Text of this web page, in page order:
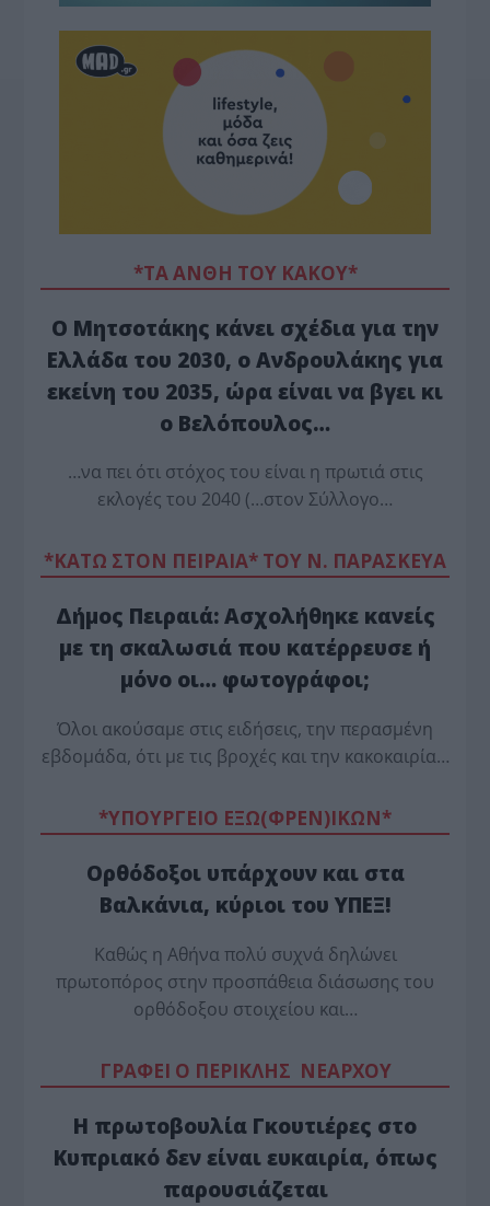
*ΤΑ ΆΝΘΗ ΤΟΥ ΚΑΚΟΎ*
Ο Μητσοτάκης κάνει σχέδια για την
Ελλάδα του 2030, ο Ανδρουλάκης για
εκείνη του 2035, ώρα είναι να βγει κι
ο Βελόπουλος…
…να πει ότι στόχος του είναι η πρωτιά στις
εκλογές του 2040 (…στον Σύλλογο…
*ΚΑΤΩ ΣΤΟΝ ΠΕΙΡΑΙΑ* ΤΟΥ Ν. ΠΑΡΑΣΚΕΥΑ
Δήμος Πειραιά: Ασχολήθηκε κανείς
με τη σκαλωσιά που κατέρρευσε ή
μόνο οι… φωτογράφοι;
Όλοι ακούσαμε στις ειδήσεις, την περασμένη
εβδομάδα, ότι με τις βροχές και την κακοκαιρία…
*ΥΠΟΥΡΓΕΙΟ ΕΞΩ(ΦΡΕΝ)ΙΚΩΝ*
Ορθόδοξοι υπάρχουν και στα
Βαλκάνια, κύριοι του ΥΠΕΞ!
Καθώς η Αθήνα πολύ συχνά δηλώνει
πρωτοπόρος στην προσπάθεια διάσωσης του
ορθόδοξου στοιχείου και…
ΓΡΑΦΕΙ Ο ΠΕΡΙΚΛΗΣ ΝΕΑΡΧΟΥ
Η πρωτοβουλία Γκουτιέρες στο
Κυπριακό δεν είναι ευκαιρία, όπως
παρουσιάζεται